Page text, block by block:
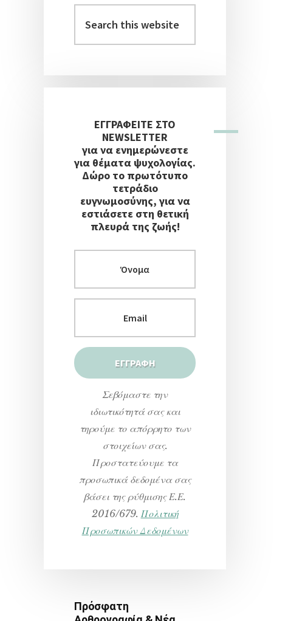
Στήλη
this
website
ΕΓΓΡΑΦΕΙΤΕ ΣΤΟ
NEWSLETTER
για να ενημερώνεστε
για θέματα ψυχολογίας.
Δώρο το πρωτότυπο
τετράδιο
ευγνωμοσύνης, για να
εστιάσετε στη θετική
πλευρά της ζωής!
Σεβόμαστε την
ιδιωτικότητά σας και
τηρούμε το απόρρητο των
στοιχείων σας.
Προστατεύουμε τα
προσωπικά δεδομένα σας
βάσει της ρύθμισης Ε.Ε.
2016/679. Πολιτική
Προσωπικών Δεδομένων
Πρόσφατη